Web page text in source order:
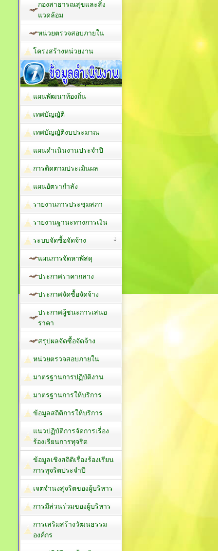
กองสาธารณสุขและสิ่ง
แวดล้อม
หน่วยตรวจสอบภายใน
โครงสร้างหน่วยงาน
แผนพัฒนาท้องถิ่น
เทศบัญญัติ
เทศบัญญัติงบประมาณ
แผนดำเนินงานประจำปี
การติดตามประเมินผล
แผนอัตรากำลัง
รายงานการประชุมสภา
รายงานฐานะทางการเงิน
ระบบจัดซื้อจัดจ้าง
แผนการจัดหาพัสดุ
ประกาศราคากลาง
ประกาศจัดซื้อจัดจ้าง
ประกาศผู้ชนะการเสนอ
ราคา
สรุปผลจัดซื้อจัดจ้าง
หน่วยตรวจสอบภายใน
มาตรฐานการปฏิบัติงาน
มาตรฐานการให้บริการ
ข้อมูลสถิติการให้บริการ
แนวปฏิบัติการจัดการเรื่อง
ร้องเรียนการทุจริต
ข้อมูลเชิงสถิติเรื่องร้องเรียน
การทุจริตประจำปี
เจตจำนงสุจริตของผู้บริหาร
การมีส่วนร่วมของผู้บริหาร
การเสริมสร้างวัฒนธรรม
องค์กร